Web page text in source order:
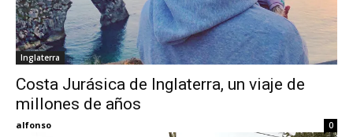
Inglaterra
Costa Jurásica de Inglaterra, un viaje de
millones de años
alfonso 0